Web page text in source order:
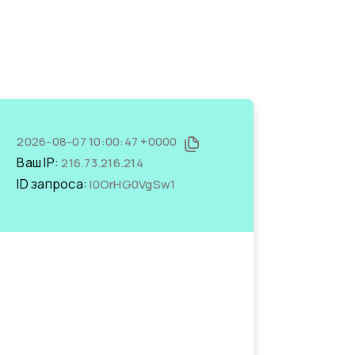
2026-08-07 10:00:47 +0000
Ваш IP:216.73.216.214
ID запроса:l0OrHG0VgSw1